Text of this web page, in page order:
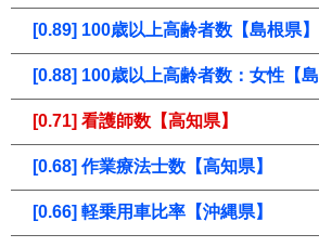
[0.89] 100歳以上高齢者数【島根県】
[0.88] 100歳以上高齢者数：女性【島
[0.71] 看護師数【高知県】
[0.68] 作業療法士数【高知県】
[0.66] 軽乗用車比率【沖縄県】